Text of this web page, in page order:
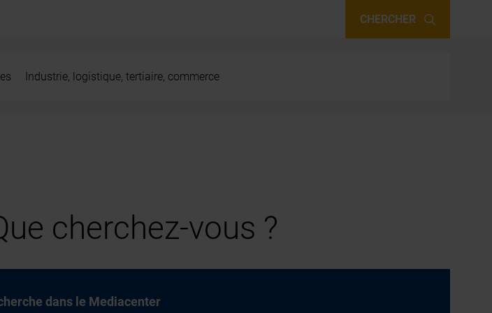
CHERCHER
Industrie, logistique, tertiaire, commerce
cherchez-vous ?
dans le Mediacenter